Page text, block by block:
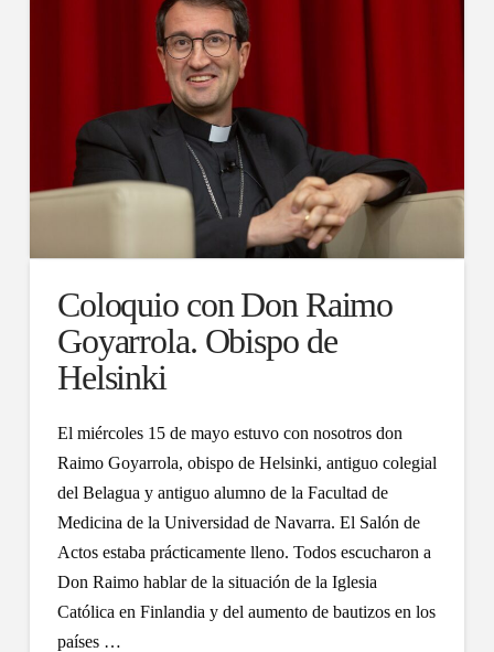
Coloquio con Don Raimo
Goyarrola. Obispo de
Helsinki
El miércoles 15 de mayo estuvo con nosotros don
Raimo Goyarrola, obispo de Helsinki, antiguo colegial
del Belagua y antiguo alumno de la Facultad de
Medicina de la Universidad de Navarra. El Salón de
Actos estaba prácticamente lleno. Todos escucharon a
Don Raimo hablar de la situación de la Iglesia
Católica en Finlandia y del aumento de bautizos en los
países …